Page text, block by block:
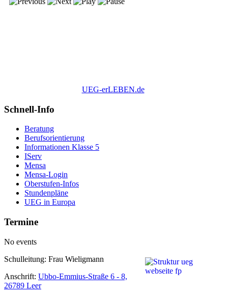
UEG-erLEBEN.de
Schnell-Info
Beratung
Berufsorientierung
Informationen Klasse 5
IServ
Mensa
Mensa-Login
Oberstufen-Infos
Stundenpläne
UEG in Europa
Termine
No events
Schulleitung: Frau Wieligmann
Anschrift: Ubbo-Emmius-Straße 6 - 8,
26789 Leer